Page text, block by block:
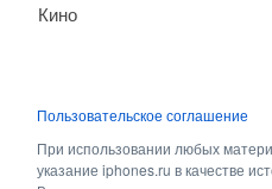
Кино
Пользовательское соглашение
При использовании любых
указание iphones.ru в качестве